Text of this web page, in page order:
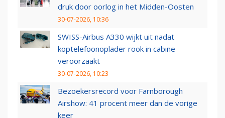
druk door oorlog in het Midden-Oosten
30-07-2026, 10:36
SWISS-Airbus A330 wijkt uit nadat
koptelefoonoplader rook in cabine
veroorzaakt
30-07-2026, 10:23
Bezoekersrecord voor Farnborough
Airshow: 41 procent meer dan de vorige
keer